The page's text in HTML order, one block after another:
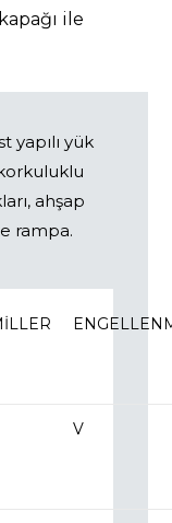
ile
yapılı yük
ahşap
rampa.
V